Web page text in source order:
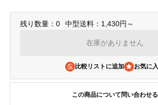
残り数量：0 中型送料：1,430円～
在庫がありません
比較リストに追加
この商品について問い合わせる